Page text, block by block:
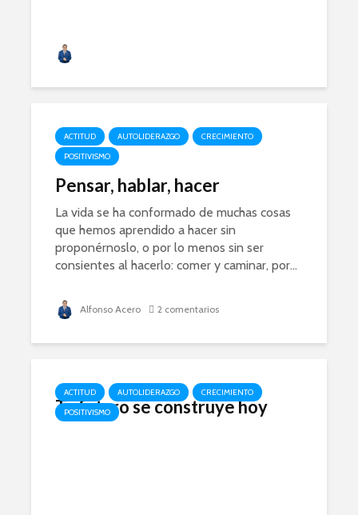
ACTITUD AUTOLIDERAZGO
CRECIMIENTO
POSITIVISMO
Pensar, hablar, hacer
La vida se ha conformado de muchas cosas
que hemos aprendido a hacer sin
proponérnoslo, o por lo menos sin ser
consientes al hacerlo: comer y caminar, por...
Alfonso Acero 2 comentarios
ACTITUD AUTOLIDERAZGO
CRECIMIENTO
POSITIVISMO
Tu futuro se construye hoy